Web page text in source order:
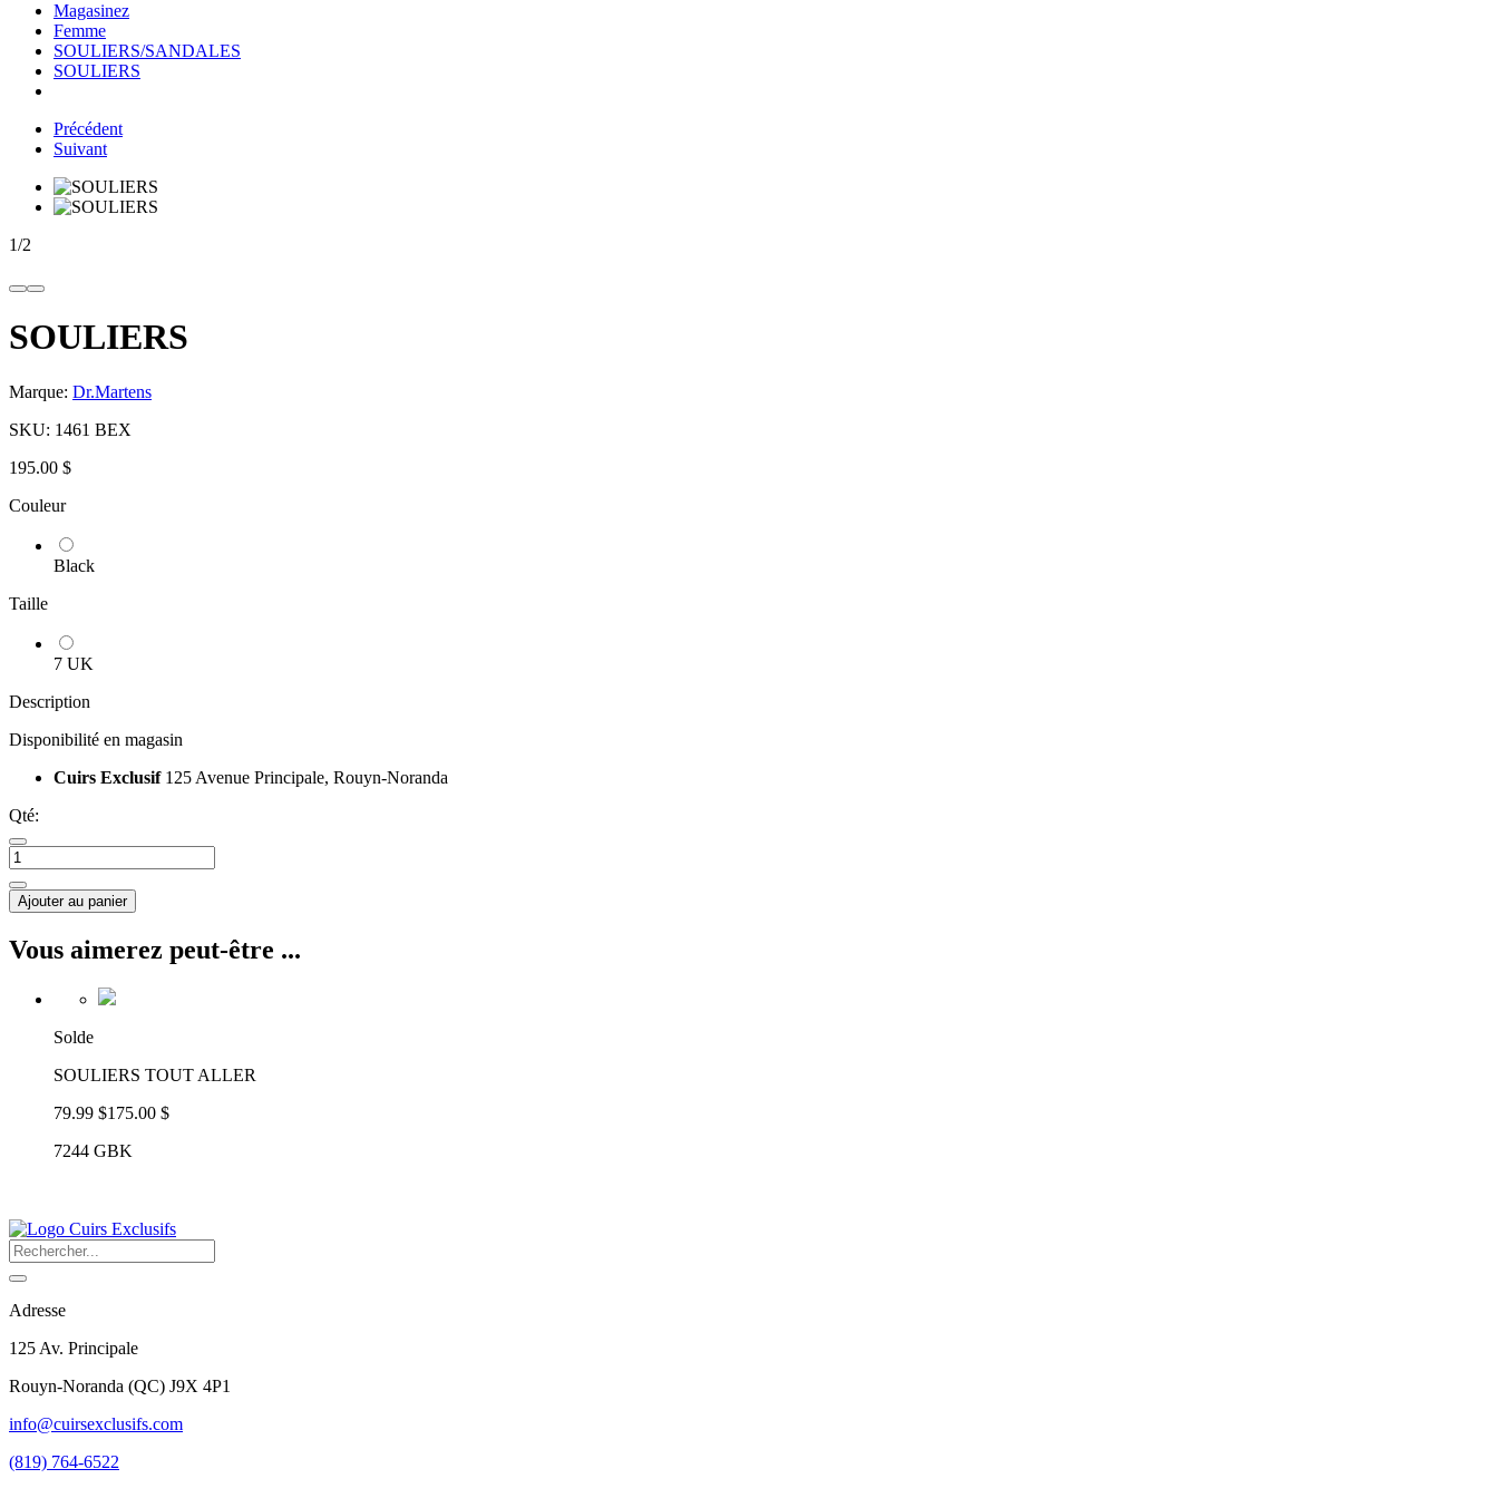
Magasinez
Femme
SOULIERS/SANDALES
SOULIERS
Précédent
Suivant
1/2
SOULIERS
Marque: Dr.Martens
SKU: 1461 BEX
195.00 $
Couleur
Black
Taille
7 UK
Description
Disponibilité en magasin
Cuirs Exclusif 125 Avenue Principale, Rouyn-Noranda
Qté:
Ajouter au panier
Vous aimerez peut-être ...
Solde
SOULIERS TOUT ALLER
79.99 $175.00 $
7244 GBK
Adresse
125 Av. Principale
Rouyn-Noranda (QC) J9X 4P1
info@cuirsexclusifs.com
(819) 764-6522